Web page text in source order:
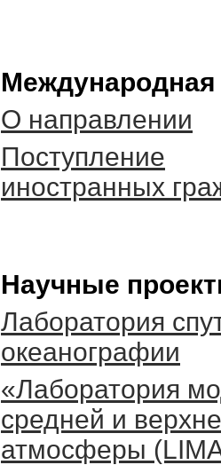
Международная
О направлении
Поступление
иностранных
Научные
Лаборатория
океанографии
«Лаборатория
средней и
атмосферы